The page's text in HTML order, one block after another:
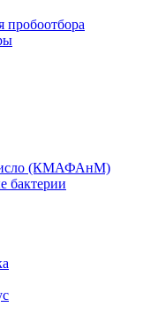
пробоотбора
(КМАФАнМ)
бактерии